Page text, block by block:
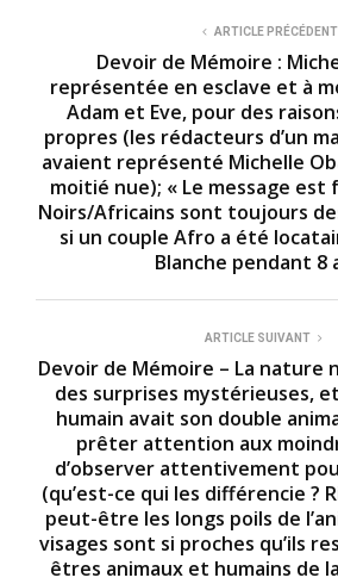
ARTICLE PRÉCÉDENT
Devoir de Mémoire :
représentée en esclave et à
Adam et Eve, pour des
propres (les rédacteurs d’un
avaient représenté Michelle
moitié nue); « Le message
Noirs/Africains sont toujours
si un couple Afro a été
Blanche pendant 8
ARTICLE SUIVANT
Devoir de Mémoire – La nature
des surprises mystérieuses,
humain avait son double
prêter attention aux
d’observer attentivement
(qu’est-ce qui les différencie ?
peut-être les longs poils de
visages sont si proches qu’ils
êtres animaux et humains de